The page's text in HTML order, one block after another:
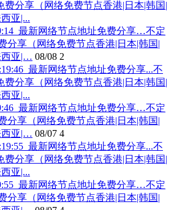
最新网络节点地址免费分享…不定
分享（网络免费节点香港|日本|韩国|
西亚|… 08/08 2
最新网络节点地址免费分享…不定
分享（网络免费节点香港|日本|韩国|
西亚|… 08/07 4
最新网络节点地址免费分享…不定
分享（网络免费节点香港|日本|韩国|